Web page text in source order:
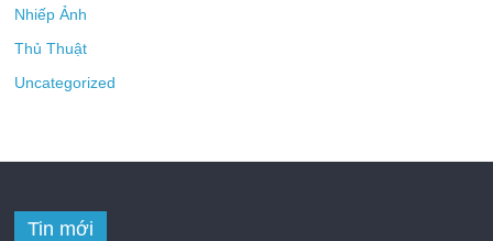
Nhiếp Ảnh
Thủ Thuật
Uncategorized
Tin mới